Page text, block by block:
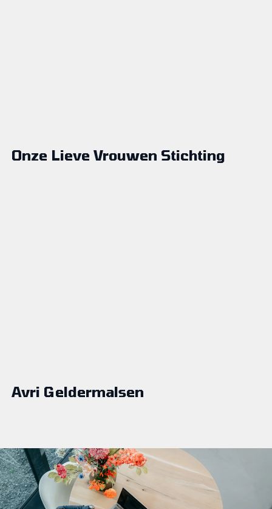
Onze Lieve Vrouwen Stichting
Avri Geldermalsen